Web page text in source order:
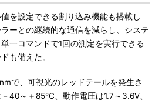
を設定できる割り込み機能も搭載し
ーとの継続的な通信を減らし、システ
一コマンドで1回の測定を実行できる
も備えた。
で、可視光のレッドテールを発生さ
40～＋85℃、動作電圧は1.7～3.6V、